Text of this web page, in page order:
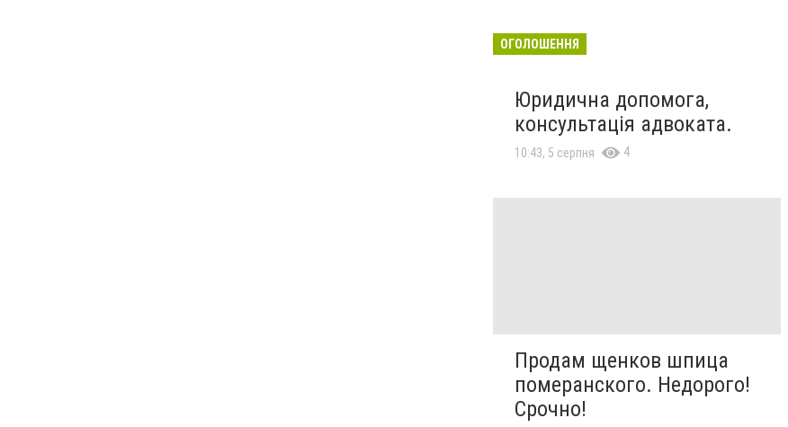
ОГОЛОШЕННЯ
Юридична допомога,
консультація адвоката.
10:43, 5 серпня 4
Продам щенков шпица
померанского. Недорого!
Срочно!